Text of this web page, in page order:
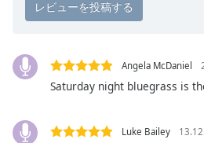
Color
Angela McDaniel
Saturday night bluegrass is
Luke Bailey